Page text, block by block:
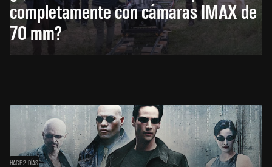
completamente con cámaras IMAX de
70 mm?
HACE 2 DÍAS